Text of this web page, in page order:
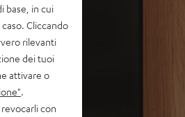
base, in cui
Cliccando
rilevanti
dei tuoi
attivare o
con